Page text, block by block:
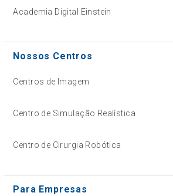
Academia Digital Einstein
Nossos Centros
Centros de Imagem
Centro de Simulação Realística
Centro de Cirurgia Robótica
Para Empresas